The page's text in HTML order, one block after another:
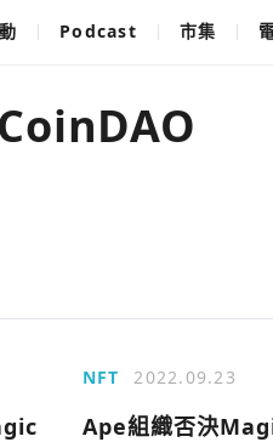
Podcast 市集
NFT 2022.09.23
Ape組織否決